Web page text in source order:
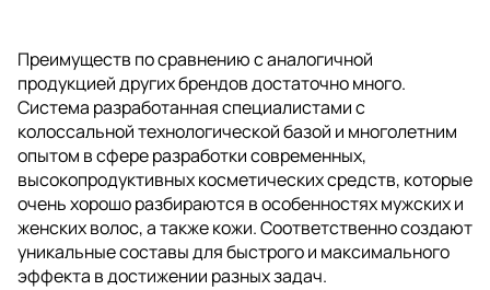
Преимуществ по сравнению с аналогичной
продукцией других брендов достаточно много.
Система разработанная специалистами с
колоссальной технологической базой и многолетним
опытом в сфере разработки современных,
высокопродуктивных косметических средств, которые
очень хорошо разбираются в особенностях мужских и
женских волос, а также кожи. Соответственно создают
уникальные составы для быстрого и максимального
эффекта в достижении разных задач.